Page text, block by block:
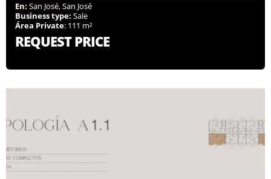
En: San José, San José
Business type: Sale
Área Private: 111 m²
REQUEST PRICE